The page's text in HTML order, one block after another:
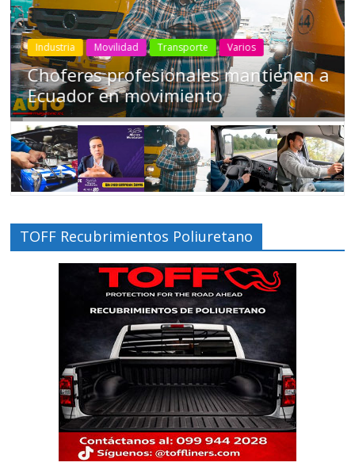
Industria Movilidad Transporte Varios
Choferes profesionales mantienen a
Ecuador en movimiento
TOFF Recubrimientos Poliuretano